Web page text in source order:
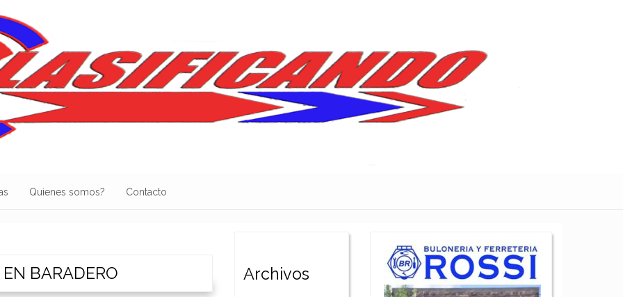
Quienes somos? Contacto
BARADERO Archivos